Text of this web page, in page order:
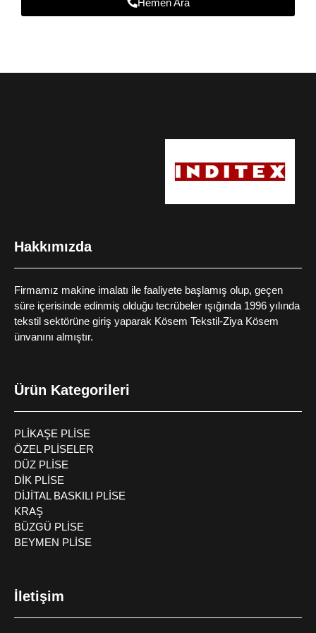
Hemen Ara
Hakkımızda
Firmamız makine imalatı ile faaliyete başlamış olup, geçen
süre içerisinde edinmiş olduğu tecrübeler ışığında 1996 yılında
tekstil sektörüne giriş yaparak Kösem Tekstil-Ziya Kösem
ünvanını almıştır.
Ürün Kategorileri
PLİKAŞE PLİSE
ÖZEL PLİSELER
DÜZ PLİSE
DİK PLİSE
DİJİTAL BASKILI PLİSE
KRAŞ
BÜZGÜ PLİSE
BEYMEN PLİSE
İletişim